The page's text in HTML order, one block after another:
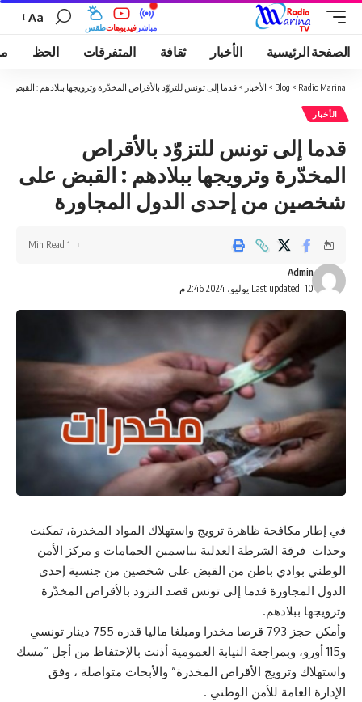
طقسفيديوهات مباشر
Aa
الصفحة الرئيسية الأخبار ثقافة المتفرقات الحظ
Radio Marina
>
Blog
> الأخبار > قدما إلى تونس للتزوّد بالأقراص المخدّرة وترويجها ببلادهم :
الأخبار
قدما إلى تونس للتزوّد بالأقراص
المخدّرة وترويجها ببلادهم : القبض على
شخصين من إحدى الدول المجاورة
Last updated: 10 يوليو، 2024 2:46 م
Admin
1 Min Read
في إطار مكافحة ظاهرة ترويج واستهلاك المواد المخدرة، تمكنت
وحدات فرقة الشرطة العدلية بياسمين الحمامات و مركز الأمن
الوطني بوادي باطن من القبض على شخصين من جنسية إحدى
الدول المجاورة قدما إلى تونس قصد التزود بالأقراص المخدّرة
وترويجها ببلادهم.
وأمكن حجز 793 قرصا مخدرا ومبلغا ماليا قدره 755 دينار تونسي
و115 أورو، وبمراجعة النيابة العمومية أذنت بالإحتفاظ من أجل “مسك
واستهلاك وترويج الأقراص المخدرة” والأبحاث متواصلة ، وفق
الإدارة العامة للأمن الوطني .